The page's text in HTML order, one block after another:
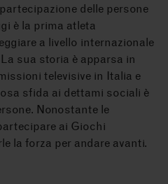
delle persone
è la prima atleta
a livello internazionale
sua storia è apparsa in
televisive in Italia e
sfida ai dettami sociali è
Nonostante le
ai Giochi
la forza per andare avanti.